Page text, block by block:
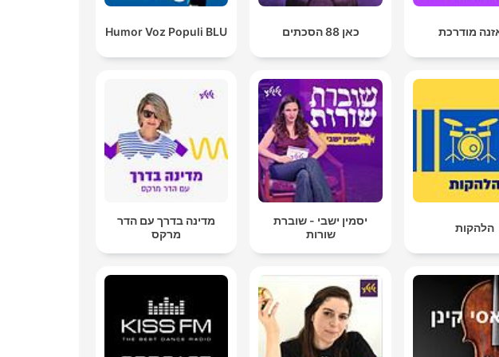
מודרכת כאן 88 הסכתים Humor Voz Populi BLU
הלהקות
יסמין ישבי - שוברת
שורות
מדינה בדרך עם הדר
מרקס